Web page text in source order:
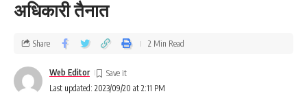
अधिकारी तैनात
Last updated: 2023/09/20 at 2:11 PM
Web Editor
Share 2 Min Read